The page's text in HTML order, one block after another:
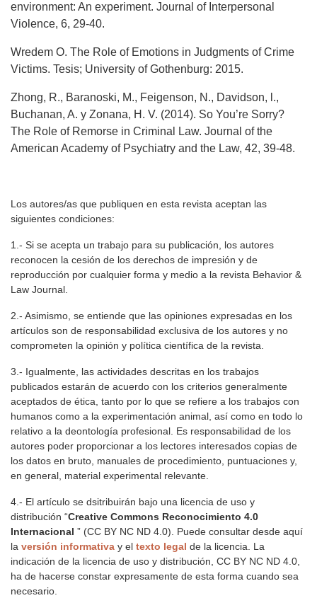
environment: An experiment. Journal of Interpersonal
Violence, 6, 29-40.
Wredem O. The Role of Emotions in Judgments of Crime
Victims. Tesis; University of Gothenburg: 2015.
Zhong, R., Baranoski, M., Feigenson, N., Davidson, l.,
Buchanan, A. y Zonana, H. V. (2014). So You’re Sorry?
The Role of Remorse in Criminal Law. Journal of the
American Academy of Psychiatry and the Law, 42, 39-48.
Los autores/as que publiquen en esta revista aceptan las
siguientes condiciones:
1.- Si se acepta un trabajo para su publicación, los autores
reconocen la cesión de los derechos de impresión y de
reproducción por cualquier forma y medio a la revista Behavior &
Law Journal.
2.- Asimismo, se entiende que las opiniones expresadas en los
artículos son de responsabilidad exclusiva de los autores y no
comprometen la opinión y política científica de la revista.
3.- Igualmente, las actividades descritas en los trabajos
publicados estarán de acuerdo con los criterios generalmente
aceptados de ética, tanto por lo que se refiere a los trabajos con
humanos como a la experimentación animal, así como en todo lo
relativo a la deontología profesional. Es responsabilidad de los
autores poder proporcionar a los lectores interesados copias de
los datos en bruto, manuales de procedimiento, puntuaciones y,
en general, material experimental relevante.
4.- El artículo se dsitribuirán bajo una licencia de uso y
distribución “Creative Commons Reconocimiento 4.0
Internacional ” (CC BY NC ND 4.0). Puede consultar desde aquí
la versión informativa y el texto legal de la licencia. La
indicación de la licencia de uso y distribución, CC BY NC ND 4.0,
ha de hacerse constar expresamente de esta forma cuando sea
necesario.